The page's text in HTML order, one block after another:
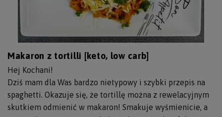
Makaron z tortilli [keto, low carb]
Hej Kochani!
Dziś mam dla Was bardzo nietypowy i szybki przepis na
spaghetti. Okazuje się, że tortillę można z rewelacyjnym
skutkiem odmienić w makaron! Smakuje wyśmienicie, a